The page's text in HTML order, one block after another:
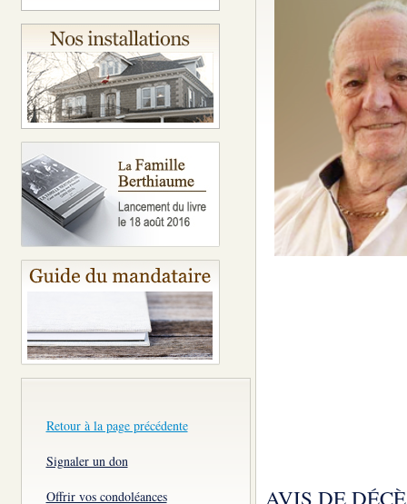
Retour à la page précédente
Signaler un don
Offrir vos condoléances AVIS DE